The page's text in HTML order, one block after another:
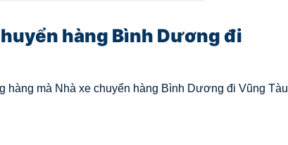
hàng Bình Dương đi
mà Nhà xe chuyển hàng Bình Dương đi Vũng Tàu